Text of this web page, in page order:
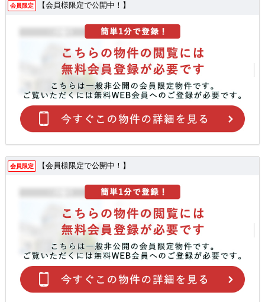
会員限定 【会員様限定で公開中！】
会員限定 【会員様限定で公開中！】